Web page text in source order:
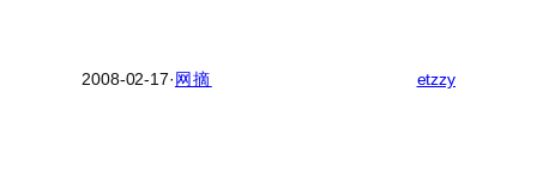
2008-02-17·网摘 etzzy